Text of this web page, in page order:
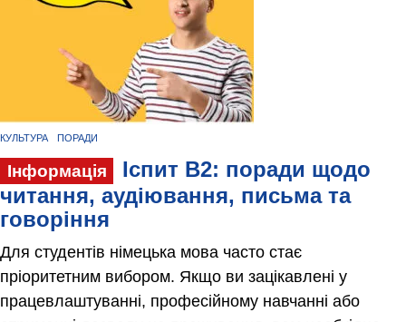
КУЛЬТУРА ПОРАДИ
Інформація
Іспит B2: поради щодо
читання, аудіювання, письма та
говоріння
Для студентів німецька мова часто стає
пріоритетним вибором. Якщо ви зацікавлені у
працевлаштуванні, професійному навчанні або